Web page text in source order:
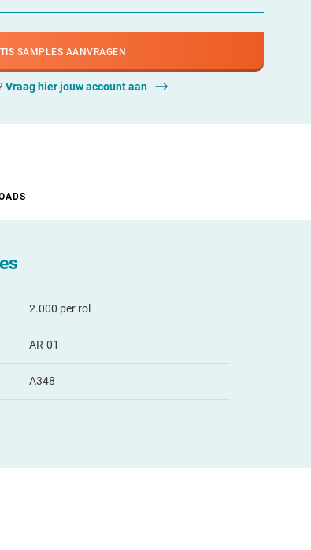
SAMPLES AANVRAGEN
Vraag hier jouw account aan
2.000 per rol
AR-01
A348